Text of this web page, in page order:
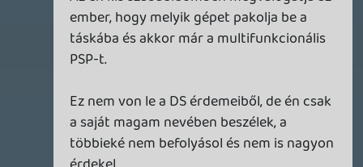
drag 2007.04.16 20:28:06
Piniata 2007.04.16 20:28:50
drag 2007.04.16 20:28:06 #0omty
Inkább azért bukott akkorát, mert nulla
reklámkampányt kapott.